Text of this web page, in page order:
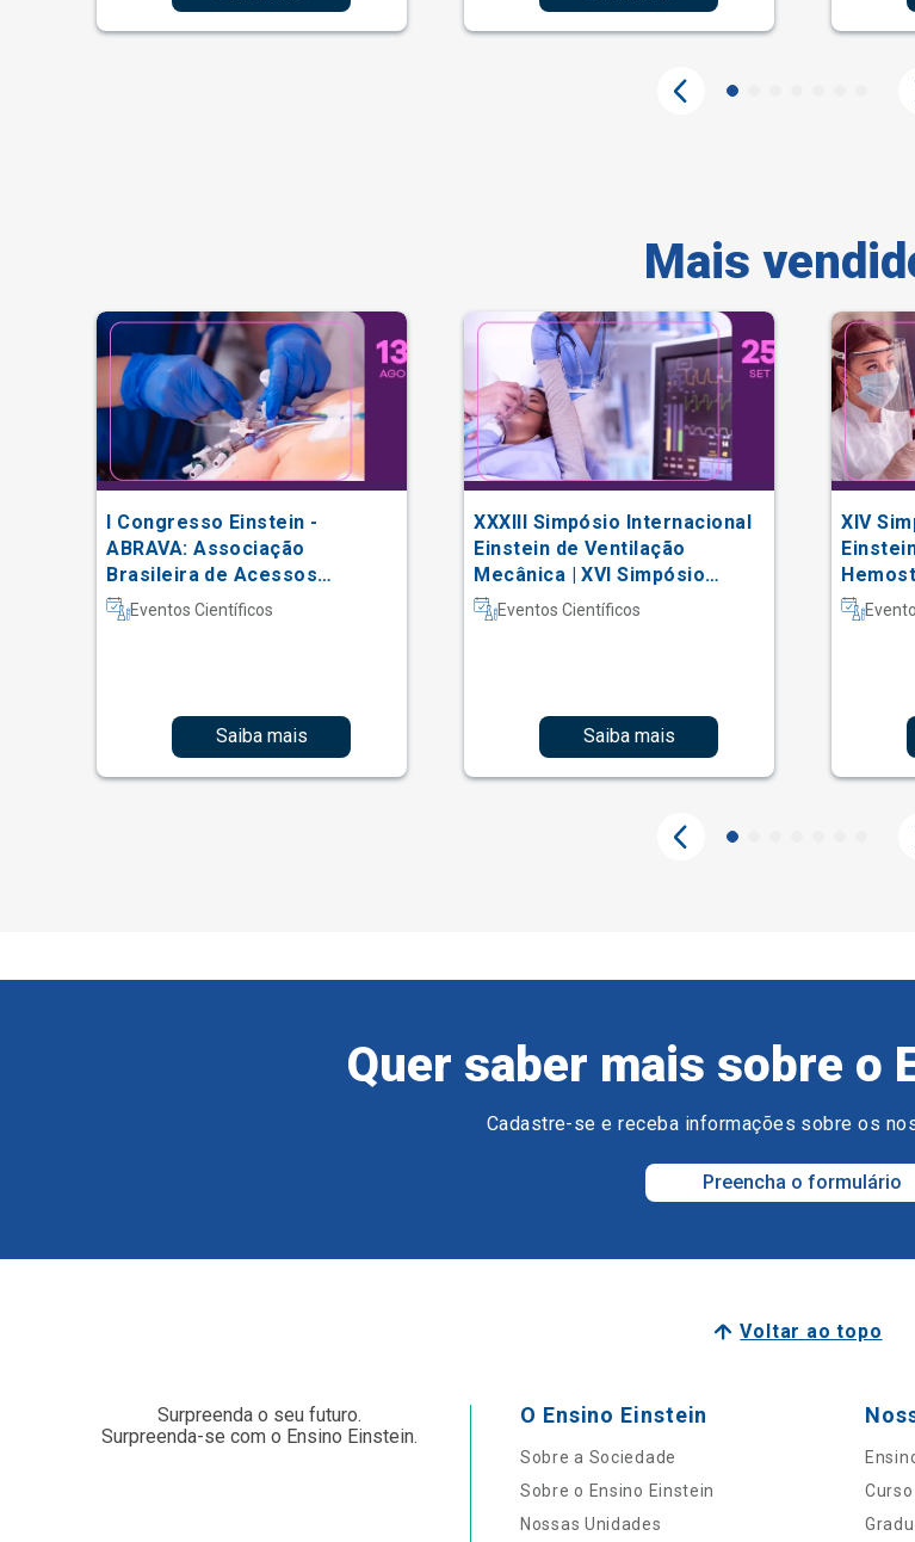
Mais
I Congresso Einstein -
ABRAVA: Associação
Brasileira de Acessos
Vasculares
Eventos Científicos
Saiba mais
XXXIII Simpósio Internacional
Einstein de Ventilação
Mecânica | XVI Simpósio
Internacional Einstein de
Fisioterapia em Terapia
Eventos Científicos
Saiba mais
XIV
Quer saber mais sobre o
Cadastre-se e receba informações sobre os
Preencha o formulário
Voltar ao topo
Surpreenda o seu futuro.
Surpreenda-se com o Ensino Einstein.
O Ensino Einstein
Sobre a Sociedade
Sobre o Ensino Einstein
Nossas Unidades